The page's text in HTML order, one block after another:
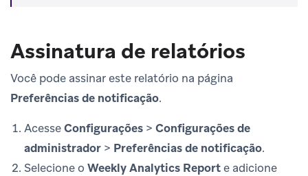
Assinatura de relatórios
Você pode assinar este relatório na página
Preferências de notificação.
AcesseConfigurações > Configurações de
administrador > Preferências de notificação.
Selecione o Weekly Analytics Reporte adicione